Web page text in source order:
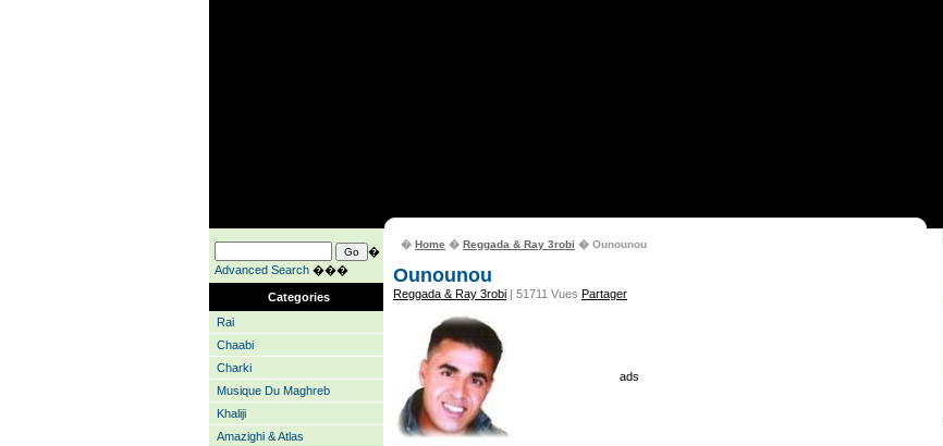
�
Advanced Search ���
Categories
Rai
Chaabi
Charki
Musique Du Maghreb
Khaliji
Amazighi & Atlas
� Home � Reggada & Ray 3robi � Ounounou
Ounounou
Reggada & Ray 3robi | 51711 Vues Partager
ads